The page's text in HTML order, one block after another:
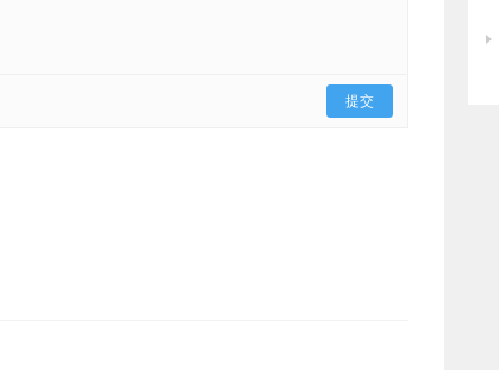
提交